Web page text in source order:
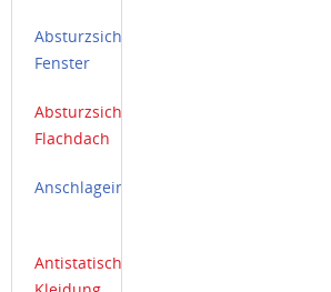
Absturzsicherung
Fenster
Absturzsicherung
Flachdach
Anschlageinrichtung
Antistatische